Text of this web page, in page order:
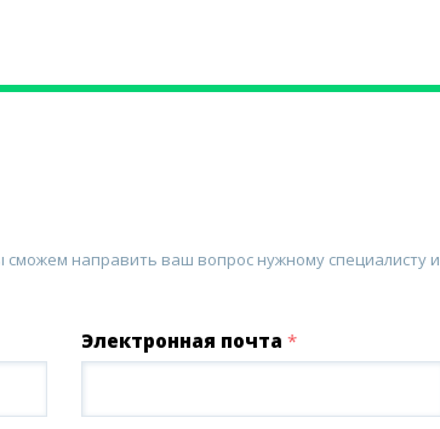
направить ваш вопрос нужному специалисту и
Электронная почта*